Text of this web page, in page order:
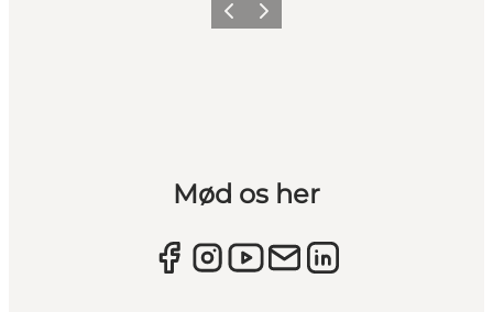
ForrigeNæste
Mød os her